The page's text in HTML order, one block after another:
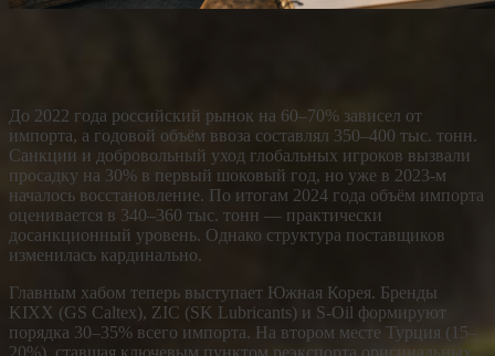
До 2022 года российский рынок на 60–70% зависел от
импорта, а годовой объём ввоза составлял 350–400 тыс. тонн.
Санкции и добровольный уход глобальных игроков вызвали
просадку на 30% в первый шоковый год, но уже в 2023-м
началось восстановление. По итогам 2024 года объём импорта
оценивается в 340–360 тыс. тонн — практически
досанкционный уровень. Однако структура поставщиков
изменилась кардинально.
Главным хабом теперь выступает Южная Корея. Бренды
KIXX (GS Caltex), ZIC (SK Lubricants) и S-Oil формируют
порядка 30–35% всего импорта. На втором месте Турция (15–
20%), ставшая ключевым пунктом реэкспорта оригинальных